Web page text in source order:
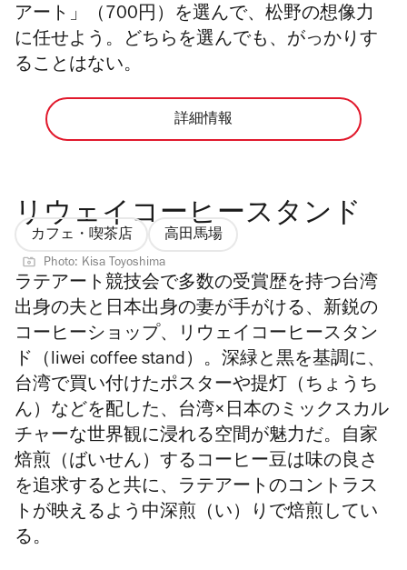
アート」（700円）を選んで、松野の想像力
に任せよう。どちらを選んでも、がっかりす
ることはない。
詳細情報
リウェイコーヒースタンド
カフェ・喫茶店 高田馬場
Photo: Kisa Toyoshima
ラテアート競技会で多数の受賞歴を持つ台湾
出身の夫と日本出身の妻が手がける、新鋭の
コーヒーショップ、リウェイコーヒースタン
ド（liwei coffee stand）。深緑と黒を基調に、
台湾で買い付けたポスターや提灯（ちょうち
ん）などを配した、台湾×日本のミックスカル
チャーな世界観に浸れる空間が魅力だ。自家
焙煎（ばいせん）するコーヒー豆は味の良さ
を追求すると共に、ラテアートのコントラス
トが映えるよう中深煎（い）りで焙煎してい
る。